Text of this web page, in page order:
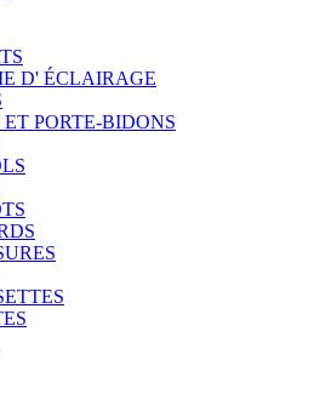
D' ÉCLAIRAGE
PORTE-BIDONS